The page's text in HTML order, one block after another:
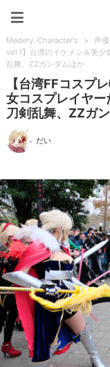
Medery. Character's > 声
vol.1】台湾のイケメン＆美少
乱舞、ZZガンダムほか
【台湾FFコスプ
女コスプレイヤー
刀剣乱舞、ZZガ
だい